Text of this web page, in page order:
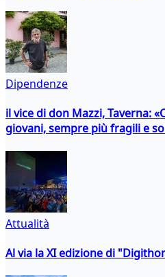
Dipendenze
il vice di don Mazzi, Taverna:
giovani, sempre più fragili e
Attualità
Al via la XI edizione di